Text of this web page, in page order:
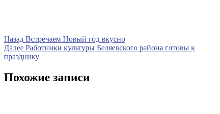
Навигация
по
Назад Предыдущая
запись
Встречаем Новый год вкусно
Далее Следующая
запись
Работники культуры Беляевского района готовы к
празднику
Похожие записи